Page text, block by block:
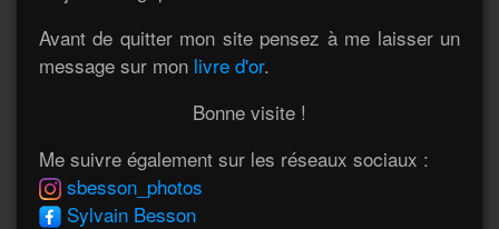
Avant de quitter mon site pensez à me laisser un
message sur mon livre d'or.
Bonne visite !
Me suivre également sur les réseaux sociaux :
sbesson_photos
Sylvain Besson